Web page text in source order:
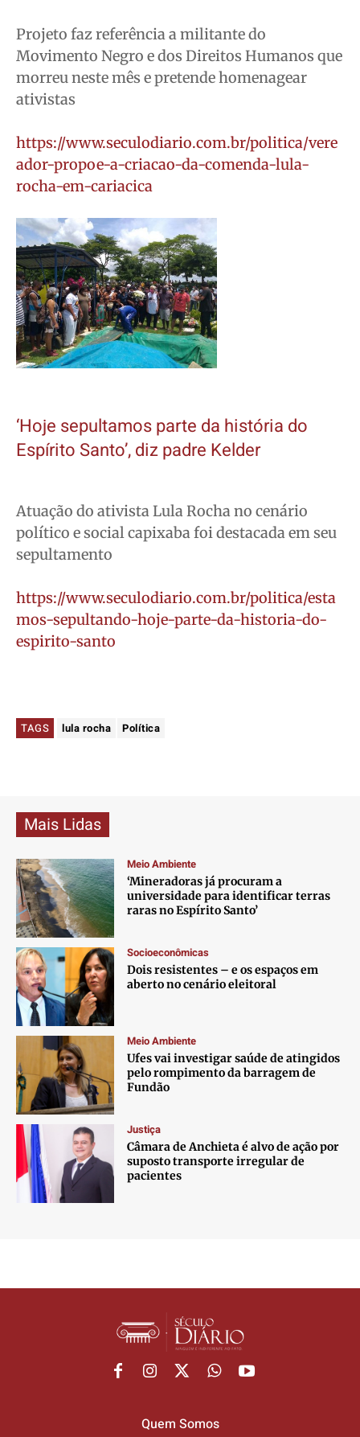
Projeto faz referência a militante do
Movimento Negro e dos Direitos Humanos que
morreu neste mês e pretende homenagear
ativistas
https://www.seculodiario.com.br/politica/vere
ador-propoe-a-criacao-da-comenda-lula-
rocha-em-cariacica
‘Hoje sepultamos parte da história do
Espírito Santo’, diz padre Kelder
Atuação do ativista Lula Rocha no cenário
político e social capixaba foi destacada em seu
sepultamento
https://www.seculodiario.com.br/politica/esta
mos-sepultando-hoje-parte-da-historia-do-
espirito-santo
TAGS lula rocha Política
Mais Lidas
Meio Ambiente
‘Mineradoras já procuram a
universidade para identificar terras
raras no Espírito Santo’
Socioeconômicas
Dois resistentes – e os espaços em
aberto no cenário eleitoral
Meio Ambiente
Ufes vai investigar saúde de atingidos
pelo rompimento da barragem de
Fundão
Justiça
Câmara de Anchieta é alvo de ação por
suposto transporte irregular de
pacientes
Quem Somos